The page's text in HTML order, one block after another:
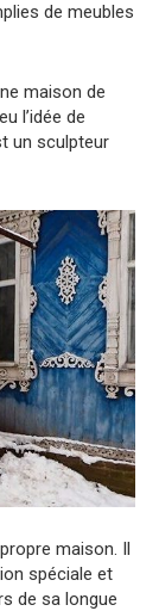
de meubles
maison de
l’idée de
un sculpteur
maison. Il
spéciale et
de sa longue